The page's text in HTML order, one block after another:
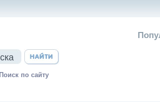
Поиск по сайту